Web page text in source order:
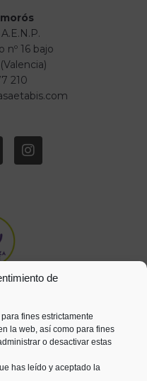
de
fines estrictamente
la web, así como para fines
o desactivar estas
has leído y aceptado la
nº 16 bajo
210